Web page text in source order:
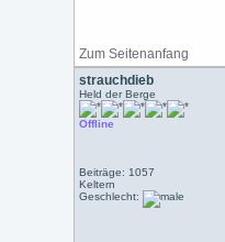
Zum Seitenanfang
strauchdieb
Held der Berge
Offline
Beiträge: 1057
Keltern
Geschlecht: